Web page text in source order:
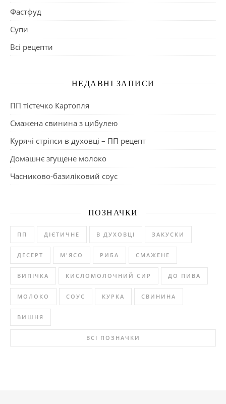
Фастфуд
Супи
Всі рецепти
НЕДАВНІ ЗАПИСИ
ПП тістечко Картопля
Смажена свинина з цибулею
Курячі стріпси в духовці – ПП рецепт
Домашнє згущене молоко
Часниково-базиліковий соус
ПОЗНАЧКИ
ПП ДІЄТИЧНЕ В ДУХОВЦІ ЗАКУСКИ
ДЕСЕРТ М'ЯСО РИБА СМАЖЕНЕ
ВИПІЧКА КИСЛОМОЛОЧНИЙ СИР ДО ПИВА
МОЛОКО СОУС КУРКА СВИНИНА
ВИШНЯ
ВСІ ПОЗНАЧКИ